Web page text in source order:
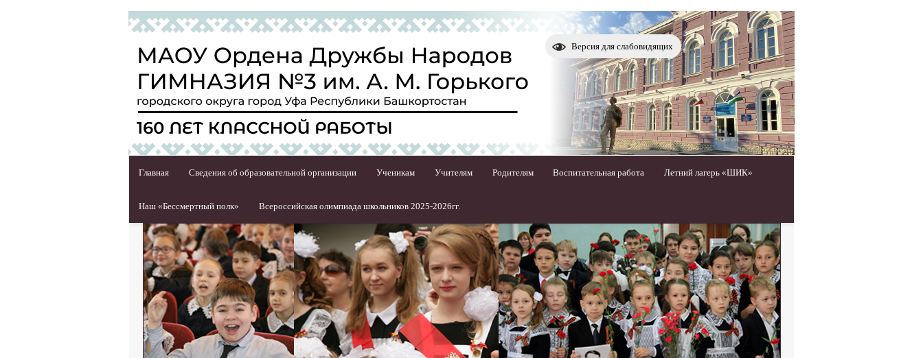
Версия для слабовидящих
Главная Сведения об образовательной организации Ученикам Учителям Родителям Воспитательная работа Летний лагерь «ШИК»
Наш «Бессмертный полк» Всероссийская олимпиада школьников 2025-2026гг.